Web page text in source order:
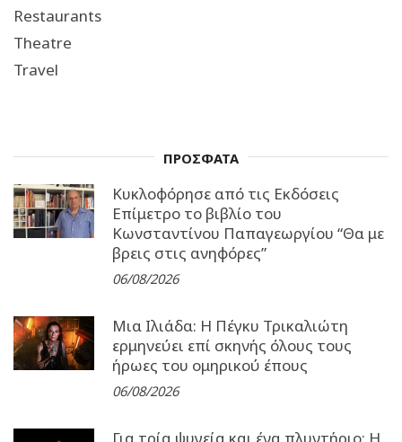
Restaurants
Theatre
Travel
ΠΡΟΣΦΑΤΑ
Κυκλοφόρησε από τις Εκδόσεις
Επίμετρο το βιβλίο του
Κωνσταντίνου Παπαγεωργίου “Θα με
βρεις στις ανηφόρες”
06/08/2026
Μια Ιλιάδα: H Πέγκυ Τρικαλιώτη
ερμηνεύει επί σκηνής όλους τους
ήρωες του ομηρικού έπους
06/08/2026